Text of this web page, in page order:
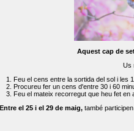
Aquest cap de
Us
Feu el cens entre la sortida del sol i les
Procureu fer un cens d'entre 30 i 60
Feu el mateix recorregut que heu fet en
Entre el 25 i el 29 de maig, també